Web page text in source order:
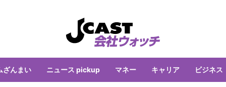
ざんまい ニュース pickup マネー キャリア ビジネス